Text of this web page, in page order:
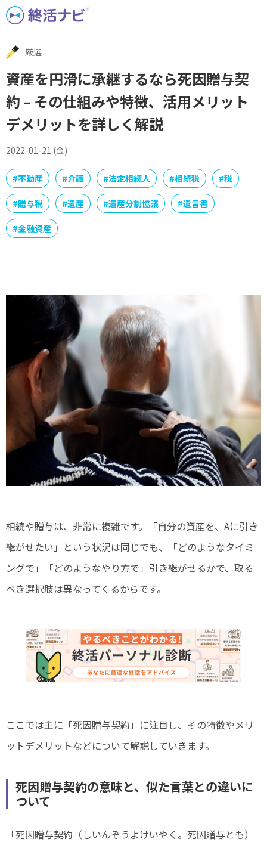
Skip
to
content
厳選
資産を円滑に承継するなら死因贈与契
約 – その仕組みや特徴、活用メリット
デメリットを詳しく解説
2022-01-21 (金)
#不動産 #介護 #法定相続人 #相続税 #税
#贈与税 #遺産 #遺産分割協議 #遺言書
#金融資産
相続や贈与は、非常に複雑です。「自分の資産を、Aに引き
継がせたい」という状況は同じでも、「どのようなタイミ
ングで」「どのようなやり方で」引き継がせるかで、取る
べき選択肢は異なってくるからです。
ここでは主に「死因贈与契約」に注目し、その特徴やメリ
ットデメリットなどについて解説していきます。
死因贈与契約の意味と、似た言葉との違いに
ついて
「死因贈与契約（しいんぞうよけいやく。死因贈与とも）